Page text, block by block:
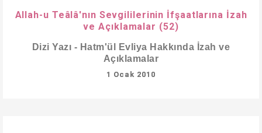
Allah-u Teâlâ'nın Sevgililerinin İfşaatlarına İzah
ve Açıklamalar (52)
Dizi Yazı - Hatm'ül Evliya Hakkında İzah ve
Açıklamalar
1 Ocak 2010